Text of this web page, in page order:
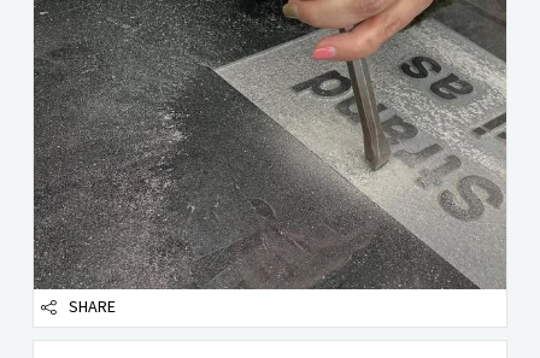
SHARE